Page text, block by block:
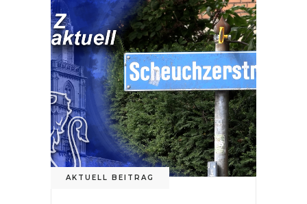
AKTUELL BEITRAG